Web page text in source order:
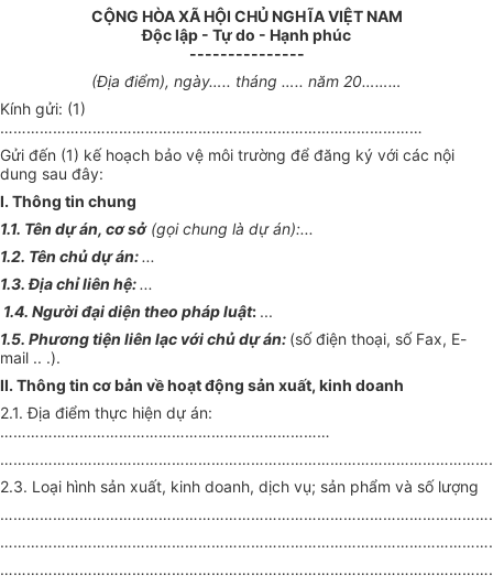
CỘNG HÒA XÃ HỘI CHỦ NGHĨA VIỆT NAM
Độc lập - Tự do - Hạnh phúc
---------------
(Địa điểm), ngày….. tháng ….. năm 20………
Kính gửi: (1)
……………………………………………………………………………………
Gửi đến (1) kế hoạch bảo vệ môi trường để đăng ký với các nội
dung sau đây:
I. Thông tin chung
1.1. Tên dự án, cơ sở(gọi chung là dự án):...
1.2. Tên chủ dự án:...
1.3. Địa chỉ liên hệ:...
1.4. Người đại diện theo pháp luật: ...
1.5. Phương tiện liên lạc với chủ dự án: (số điện thoại, số Fax, E-
mail .. .).
II. Thông tin cơ bản về hoạt động sản xuất, kinh doanh
2.1. Địa điểm thực hiện dự án:
…………………………………………………………………
2.3. Loại hình sản xuất, kinh doanh, dịch vụ; sản phẩm và số lượng